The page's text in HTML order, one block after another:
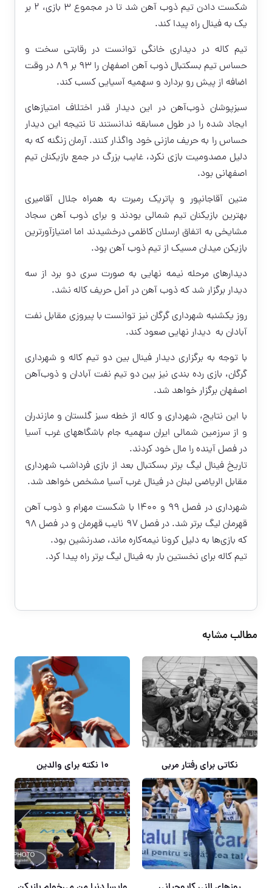
شکست دادن تیم ذوب آهن شد تا در مجموع ۳ بازی، ۲ بر
یک به فینال راه پیدا کند.
تیم کاله در دیداری خانگی توانست در رقابتی سخت و
حساس تیم بسکتبال ذوب آهن اصفهان را ۹۳ بر ۸۹ در وقت
اضافه از پیش رو بردارد و سهمیه آسیایی کسب کند.
سبزپوشان ذوب‌آهن در این دیدار قدر اختلاف امتیازهای
ایجاد شده را در طول مسابقه ندانستند تا نتیجه این دیدار
حساس را بهحریفمازنی خود واگذار کنند. آرمان زنگنه که به
دلیل مصدومیت بازی نکرد، غایب بزرگ در جمع بازیکنان تیم
اصفهانی بود.
متین آقاجانپور و پاتریک رمبرت به همراه جلال آقامیری
بهترین بازیکنان تیم شمالی بودند و برای ذوب آهن سجاد
مشایخی به اتفاق ارسلان کاظمی درخشیدند اما امتیازآورترین
بازیکن میدان مسیک از تیم ذوب آهن بود.
دیدارهای مرحله نیمه نهایی به صورت سری دو برد از سه
دیدار برگزار شد که ذوب آهن در آملحریفکاله نشد.
روز یکشنبه شهرداری گرگان نیز توانست با پیروزی مقابل نفت
آبادان به دیدار نهایی صعود کند.
با توجه به برگزاری دیدار فینال بین دو تیم کاله و شهرداری
گرگان، بازی رده بندی نیز بین دو تیم نفت آبادان و ذوب‌آهن
اصفهان برگزار خواهد شد.
با این نتایج، شهرداری و کاله از خطه سبز گلستان و مازندران
و از سرزمین‌ شمالی ایران سهمیه جام باشگاههای غرب آسیا
در فصل آینده را مال خود کردند.
تاریخ فینال لیگ برتر بسکتبال بعد از بازی فرداشب شهرداری
مقابل الریاضی لبنان در فینال غرب آسیا مشخص خواهد شد.
شهرداری در فصل ۹۹ و ۱۴۰۰ با شکست مهرام و ذوب آهن
قهرمان لیگ برتر شد. در فصل ۹۷ نایب قهرمان و در فصل ۹۸
که بازی‌ها به دلیل کرونا نیمه‌کاره ماند، صدرنشین بود.
تیم کاله برای نخستین بار به فینال لیگ برتر راه پیدا کرد.
مطالب مشابه
نکاتی برای رفتار مربی ۱۰ نکته برای والدین